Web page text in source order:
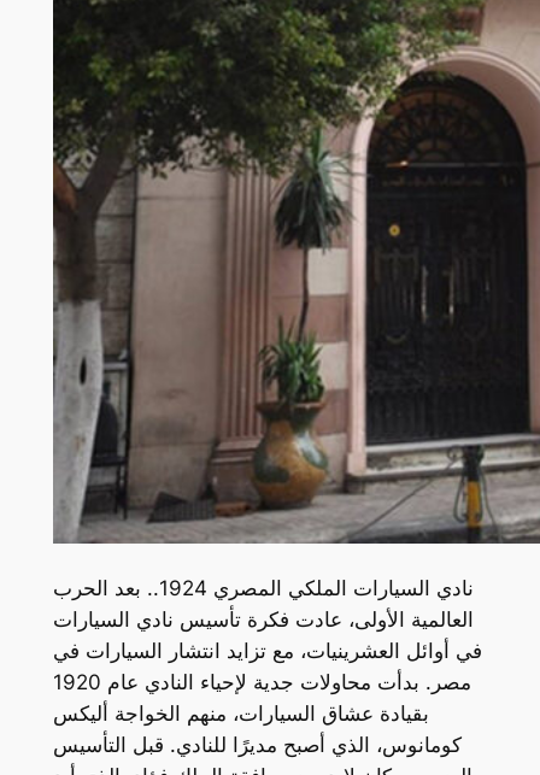
نادي السيارات الملكي المصري 1924.. بعد الحرب
العالمية الأولى، عادت فكرة تأسيس نادي السيارات
في أوائل العشرينيات، مع تزايد انتشار السيارات في
مصر. بدأت محاولات جدية لإحياء النادي عام 1920
بقيادة عشاق السيارات، منهم الخواجة أليكس
كومانوس، الذي أصبح مديرًا للنادي. قبل التأسيس